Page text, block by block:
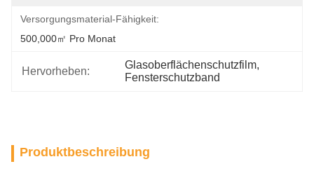
Versorgungsmaterial-Fähigkeit:
500,000㎡ Pro Monat
Hervorheben:
Glasoberflächenschutzfilm,
Fensterschutzband
Produktbeschreibung